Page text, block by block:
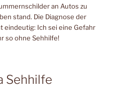
an Autos zu
stand. Die Diagnose der
eindeutig: Ich sei eine Gefahr
so ohne Sehhilfe!
Sehhilfe